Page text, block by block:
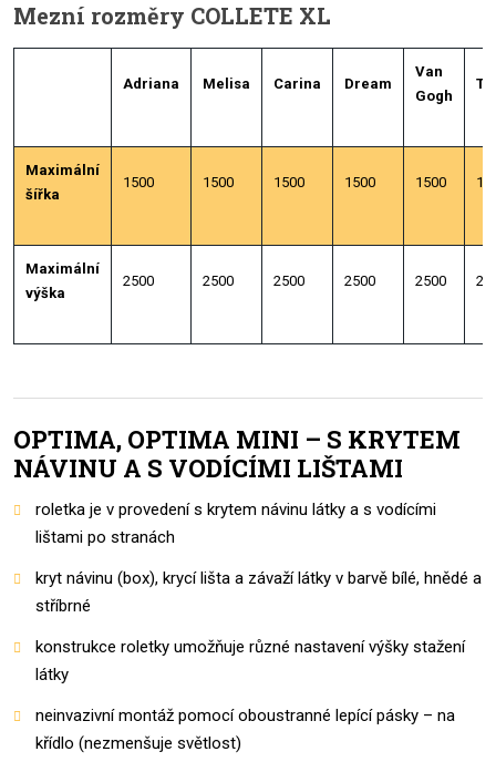
Mezní rozměry COLLETE XL
Adriana Melisa Carina Dream
Van
Gogh
Maximální
šířka
1500 1500 1500 1500 1500
Maximální
výška
2500 2500 2500 2500 2500
OPTIMA, OPTIMA MINI – S KRYTEM
NÁVINU A S VODÍCÍMI LIŠTAMI
roletka je v provedení s krytem návinu látky a s vodícími
lištami po stranách
kryt návinu (box), krycí lišta a závaží látky v barvě bílé, hnědé a
stříbrné
konstrukce roletky umožňuje různé nastavení výšky stažení
látky
neinvazivní montáž pomocí oboustranné lepící pásky – na
křídlo (nezmenšuje světlost)